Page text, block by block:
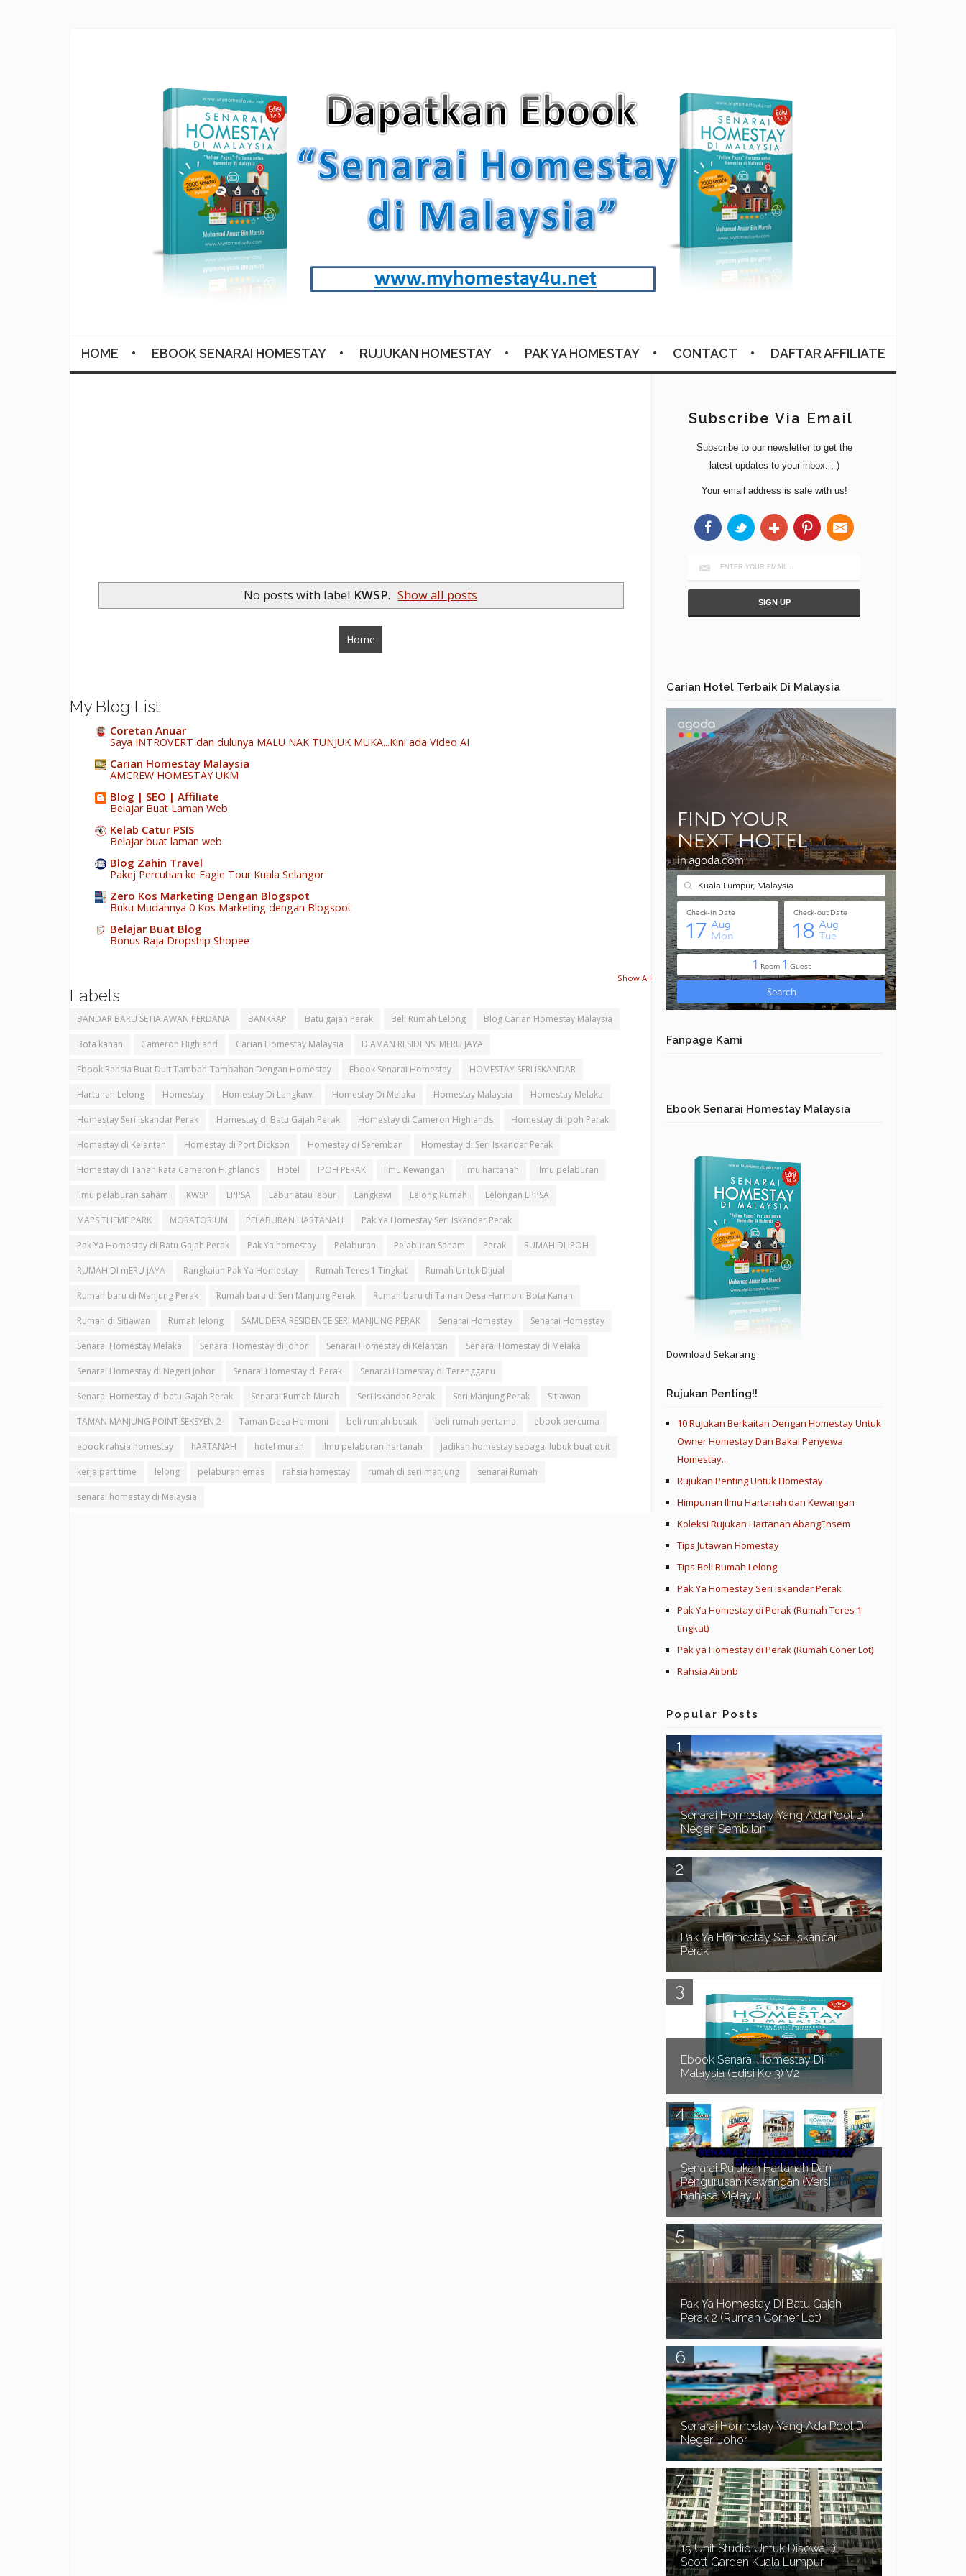
HOME EBOOK SENARAI HOMESTAY RUJUKAN HOMESTAY PAK YA HOMESTAY CONTACT DAFTAR AFFILIATE
No posts with label KWSP. Show all posts
Home
My Blog List
Coretan Anuar
Saya INTROVERT dan dulunya MALU NAK TUNJUK MUKA...Kini ada Video AI
Carian Homestay Malaysia
AMCREW HOMESTAY UKM
Blog | SEO | Affiliate
Belajar Buat Laman Web
Kelab Catur PSIS
Belajar buat laman web
Blog Zahin Travel
Pakej Percutian ke Eagle Tour Kuala Selangor
Zero Kos Marketing Dengan Blogspot
Buku Mudahnya 0 Kos Marketing dengan Blogspot
Belajar Buat Blog
Bonus Raja Dropship Shopee
Show All
Labels
BANDAR BARU SETIA AWAN PERDANA BANKRAP Batu gajah Perak Beli Rumah Lelong Blog Carian Homestay Malaysia
Bota kanan Cameron Highland Carian Homestay Malaysia D'AMAN RESIDENSI MERU JAYA
Ebook Rahsia Buat Duit Tambah-Tambahan Dengan Homestay Ebook Senarai Homestay HOMESTAY SERI ISKANDAR
Hartanah Lelong Homestay Homestay Di Langkawi Homestay Di Melaka Homestay Malaysia Homestay Melaka
Homestay Seri Iskandar Perak Homestay di Batu Gajah Perak Homestay di Cameron Highlands Homestay di Ipoh Perak
Homestay di Kelantan Homestay di Port Dickson Homestay di Seremban Homestay di Seri Iskandar Perak
Homestay di Tanah Rata Cameron Highlands Hotel IPOH PERAK Ilmu Kewangan Ilmu hartanah Ilmu pelaburan
Ilmu pelaburan saham KWSP LPPSA Labur atau lebur Langkawi Lelong Rumah Lelongan LPPSA
MAPS THEME PARK MORATORIUM PELABURAN HARTANAH Pak Ya Homestay Seri Iskandar Perak
Pak Ya Homestay di Batu Gajah Perak Pak Ya homestay Pelaburan Pelaburan Saham Perak RUMAH DI IPOH
RUMAH DI mERU jAYA Rangkaian Pak Ya Homestay Rumah Teres 1 Tingkat Rumah Untuk Dijual
Rumah baru di Manjung Perak Rumah baru di Seri Manjung Perak Rumah baru di Taman Desa Harmoni Bota Kanan
Rumah di Sitiawan Rumah lelong SAMUDERA RESIDENCE SERI MANJUNG PERAK Senarai Homestay Senarai Homestay
Senarai Homestay Melaka Senarai Homestay di Johor Senarai Homestay di Kelantan Senarai Homestay di Melaka
Senarai Homestay di Negeri Johor Senarai Homestay di Perak Senarai Homestay di Terengganu
Senarai Homestay di batu Gajah Perak Senarai Rumah Murah Seri Iskandar Perak Seri Manjung Perak Sitiawan
TAMAN MANJUNG POINT SEKSYEN 2 Taman Desa Harmoni beli rumah busuk beli rumah pertama ebook percuma
ebook rahsia homestay hARTANAH hotel murah ilmu pelaburan hartanah jadikan homestay sebagai lubuk buat duit
kerja part time lelong pelaburan emas rahsia homestay rumah di seri manjung senarai Rumah
senarai homestay di Malaysia
Subscribe Via Email
Subscribe to our newsletter to get the
latest updates to your inbox. ;-)
Your email address is safe with us!
Carian Hotel Terbaik Di Malaysia
Fanpage Kami
Ebook Senarai Homestay Malaysia
Download Sekarang
Rujukan Penting!!
10 Rujukan Berkaitan Dengan Homestay Untuk
Owner Homestay Dan Bakal Penyewa
Homestay..
Rujukan Penting Untuk Homestay
Himpunan Ilmu Hartanah dan Kewangan
Koleksi Rujukan Hartanah AbangEnsem
Tips Jutawan Homestay
Tips Beli Rumah Lelong
Pak Ya Homestay Seri Iskandar Perak
Pak Ya Homestay di Perak (Rumah Teres 1
tingkat)
Pak ya Homestay di Perak (Rumah Coner Lot)
Rahsia Airbnb
Popular Posts
Senarai Homestay Yang Ada Pool Di
Negeri Sembilan
Assalamualaikum dan Salam Sejahtera. Pada
kali ini kita teruskan lagi dengan senarai homestay
yang ada swimming pool di sekitar Negeri Sem...
Pak Ya Homestay Seri Iskandar
Perak
Pak Ya Homestay di Seri Iskandar Perak
merupakan sebuah Homestay 2 tingkat lot tepi,
mempunyai 4 bilik dan 3 bilik air. Homestay yang
Ebook Senarai Homestay Di
Malaysia (Edisi Ke 3) V2
Dah Penat Mencari Homestay?? Biar saya bantu
anda mendapatkan Homestay yang anda
perlukan.. Adakah anda menghadapi masalah
seperti b...
Senarai Rujukan Hartanah Dan
Pengurusan Kewangan (Versi
Bahasa Melayu)
Assalamualaikum dan Salam Sejahtera.. Terlebih
dahulu kami ingin mengucapkan selamat datang
ke Blog Myhomestay4u.net dan terima kasih ker...
Pak Ya Homestay Di Batu Gajah
Perak 2 (Rumah Corner Lot)
Sekiranya anda sedang mencari Homestay di
sekitar kawasan Batu Gajah, Tronoh dan Seri
Iskandar Perak , anda juga perlu memberi
perhatian ...
Senarai Homestay Yang Ada Pool Di
Negeri Johor
Assalamualaikum dan Salam Sejahtera. Dalam
post sebelum ni kita telah pergi ke pantai Timur,
Senarai Homestay Yang Ada Pool Di Terengganu ...
15 Unit Studio Untuk Disewa Di
Scott Garden Kuala Lumpur